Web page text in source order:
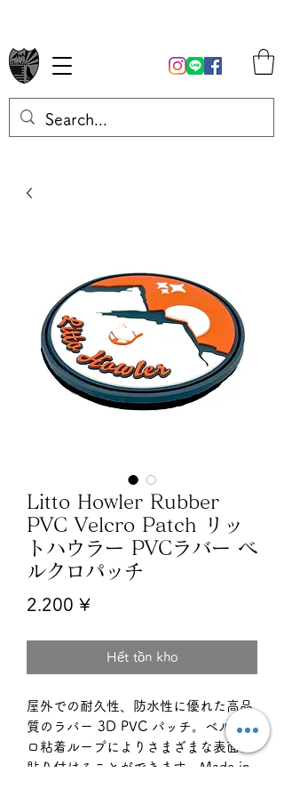
Litto Howler Rubber
PVC Velcro Patch リッ
トハウラー PVCラバー ベ
ルクロパッチ
2.200 ¥Giá
Hết tồn kho
屋外での耐久性、防水性に優れた高品
質のラバー 3D PVC パッチ。ベルク
ロ粘着ループによりさまざまな表面に
貼り付けることができます。Made in